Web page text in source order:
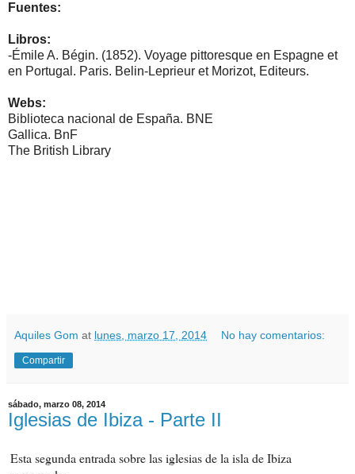
Fuentes:
Libros:
-Émile A. Bégin. (1852). Voyage pittoresque en Espagne et
en Portugal. Paris. Belin-Leprieur et Morizot, Editeurs.
Webs:
Biblioteca nacional de España. BNE
Gallica. BnF
The British Library
Aquiles Gom at lunes, marzo 17, 2014 No hay comentarios:
Compartir
sábado, marzo 08, 2014
Iglesias de Ibiza - Parte II
Esta segunda entrada sobre las iglesias de la isla de Ibiza